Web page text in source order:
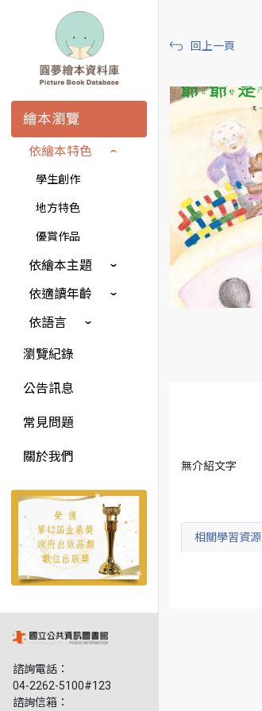
繪本瀏覽
依繪本特色
學生創作
地方特色
優賞作品
依繪本主題
依適讀年齡
依語言
瀏覽紀錄
公告訊息
常見問題
關於我們
諮詢電話：
04-2262-5100#123
諮詢信箱：
回上一頁
無介紹文字
相關學習資源